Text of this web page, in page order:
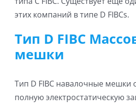
этих компаний в типе D FIBCs.
Тип D FIBC
мешки
Тип D FIBC навалочные мешки
полную электростатическую